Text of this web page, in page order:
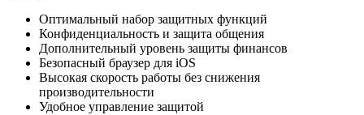
Оптимальный набор защитных функций
Конфиденциальность и защита общения
Дополнительный уровень защиты финансов
Безопасный браузер для iOS
Высокая скорость работы без снижения
производительности
Удобное управление защитой